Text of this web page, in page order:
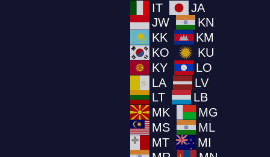
IT
JA
JW
KN
KK
KM
KO
KU
KY
LO
LA
LV
LT
LB
MK
MG
MS
ML
MT
MI